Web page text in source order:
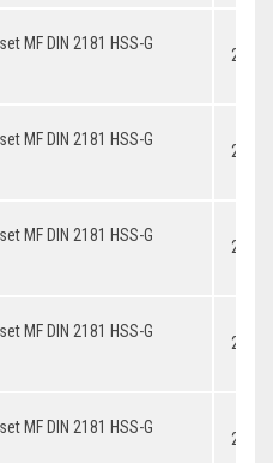
MF DIN 2181 HSS-G
MF DIN 2181 HSS-G
MF DIN 2181 HSS-G
MF DIN 2181 HSS-G
MF DIN 2181 HSS-G